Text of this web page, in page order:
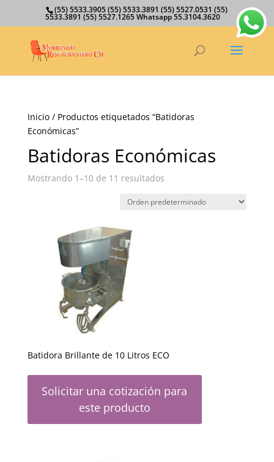
(55) 5533.3905 (55) 5533.3891 (55) 5527.0531 (55)
5533.3891 (55) 5527.1265 Whatsapp 55.3104.3620
Inicio/ Productos etiquetados “Batidoras
Económicas”
Batidoras Económicas
Mostrando 1–10 de 11 resultados
Batidora Brillante de 10 Litros ECO
Solicitar una cotización para
este producto